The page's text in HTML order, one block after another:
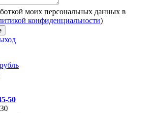
моих персональных данных в
конфиденциальности)
50